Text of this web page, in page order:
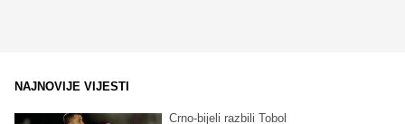
NAJNOVIJE VIJESTI
Crno-bijeli razbili Tobol